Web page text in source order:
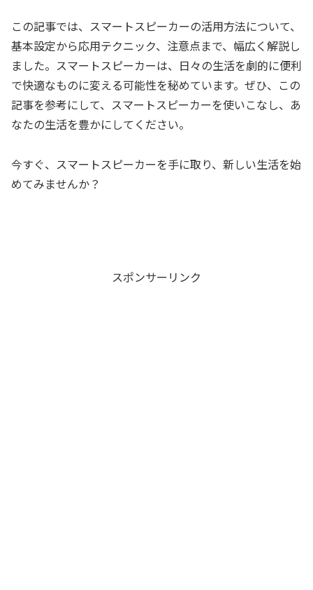
この記事では、スマートスピーカーの活用方法について、
基本設定から応用テクニック、注意点まで、幅広く解説し
ました。スマートスピーカーは、日々の生活を劇的に便利
で快適なものに変える可能性を秘めています。ぜひ、この
記事を参考にして、スマートスピーカーを使いこなし、あ
なたの生活を豊かにしてください。
今すぐ、スマートスピーカーを手に取り、新しい生活を始
めてみませんか？
スポンサーリンク